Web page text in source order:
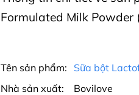
Formulated Milk Powder
Tên sản phẩm:
Sữa bột
Nhà sản xuất:
Bovilove